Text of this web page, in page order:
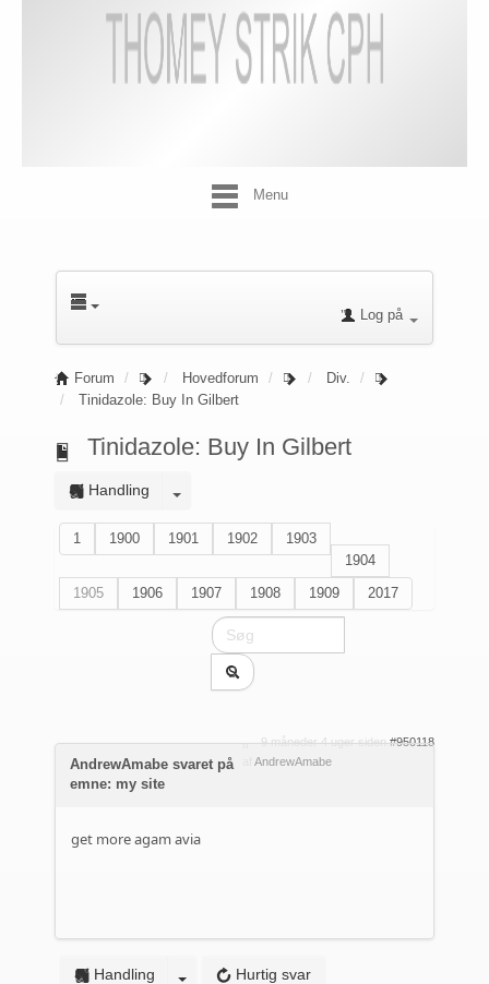
Menu
Log på
Forum Hovedforum
Div.
Tinidazole: Buy In Gilbert
Tinidazole: Buy In Gilbert
Handling
1 1900 1901 1902
1903
1904
1905
1906 1907 1908 1909 2017
9 måneder 4 uger siden #950118
AndrewAmabe
AndrewAmabe svaret på
emne: my site
get moreagam avia
Hurtig svar
Handling